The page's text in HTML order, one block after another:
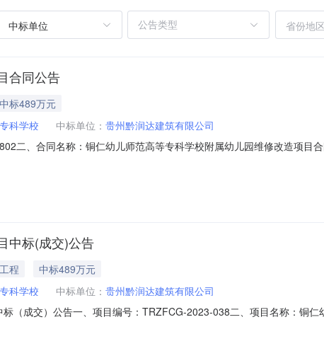
中标单位 省份地区
合同公告
中标489万元
科学校 中标单位： 贵州黔润达建筑有限公司
二、合同名称：铜仁幼儿师范高等专科学校附属幼儿园维修改造项目
地址：联系方式：18744879495六、合同主体信息1.主要标的信息：
中标(成交)公告
工程
中标489万元
科学校 中标单位： 贵州黔润达建筑有限公司
（成交）公告一、项目编号：TRZFCG-2023-038二、项目名称：铜
区迎红街道海尔大道富华国际广场1幢20-291520302MAAK7JWR8M